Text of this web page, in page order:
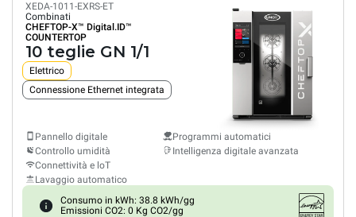
XEDA-1011-EXRS-ET
Combinati
CHEFTOP-X™ Digital.ID™
COUNTERTOP
10 teglie GN 1/1
Elettrico
Connessione Ethernet integrata
Pannello digitale
Controllo umidità
Connettività e loT
Lavaggio automatico
Programmi automatici
Intelligenza digitale avanzata
Consumo in kWh: 38.8 kWh/gg
Emissioni CO2: 0 Kg CO2/gg